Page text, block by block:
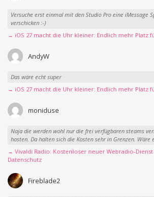
Versuche erst einmal mit den Studio Pro eine iMessage
verschicken :-)
→ iOS 27 macht die Uhr kleiner: Endlich mehr Platz
AndyW
Das wäre echt super
→ iOS 27 macht die Uhr kleiner: Endlich mehr Platz
moniduse
Naja die werden wohl nur die frei verfügbaren steams
hosten. Da halten sich die Kosten sehr in Grenzen. Wäre
→ Vivaldi Radio: Kostenloser neuer Webradio-
Datenschutz
Fireblade2